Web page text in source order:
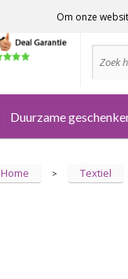
Advies
Duurzame
Home > Textiel
Om onze